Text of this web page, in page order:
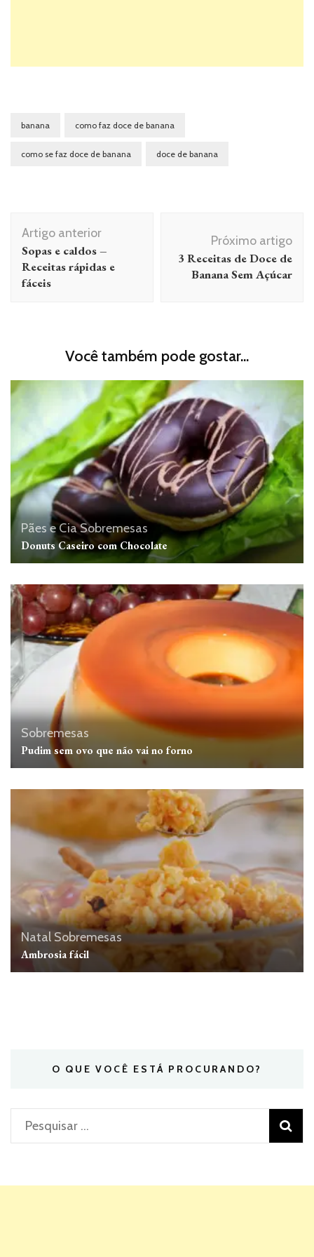
banana como faz doce de banana
como se faz doce de banana doce de banana
Navegação
de
post
Artigo anterior
Sopas e caldos –
Receitas rápidas e
fáceis
Próximo artigo
3 Receitas de Doce de
Banana Sem Açúcar
Você também pode gostar...
Pães e CiaSobremesas
Donuts Caseiro com Chocolate
Sobremesas
Pudim sem ovo que não vai no forno
Natal Sobremesas
Ambrosia fácil
O QUE VOCÊ ESTÁ PROCURANDO?
Pesquisar
por: